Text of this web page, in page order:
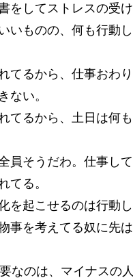
をしてストレスの受
いものの、何も行動し
てるから、仕事おわ
ない。
てるから、土日は何も
員そうだわ。仕事し
てる。
を起こせるのは行動し
事を考えてる奴に先は
なのは、マイナスの